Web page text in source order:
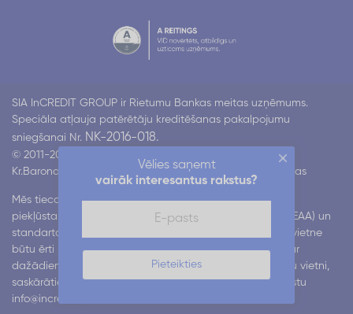
Vēlies saņemt
vairāk interesantus rakstus?
Pieteikties
SIA InCREDIT GROUP ir Rietumu Bankas meitas uzņēmums.
Speciāla atļauja patērētāju kreditēšanas pakalpojumu
sniegšanai Nr. NK-2016-018.
© 2011-2026 Incredit
Kr.Barona 130 k4, Rīga LV-1012
Visas tiesības aizsargātas
Mēs tiecamies nodrošināt mūsu digitālo pakalpojumu
piekļūstamību atbilstoši Eiropas piekļūstamības aktam (EAA) un
standartam EN 301 549. Mēs strādājam pie tā, lai mūsu vietne
būtu ērti lietojama visiem lietotājiem, tostarp cilvēkiem ar
dažādiem funkcionāliem traucējumiem. Ja, lietojot mūsu vietni,
saskārāties ar grūtībām, lūdzu, informējiet mūs pa e-pastu
info@incredit.lv